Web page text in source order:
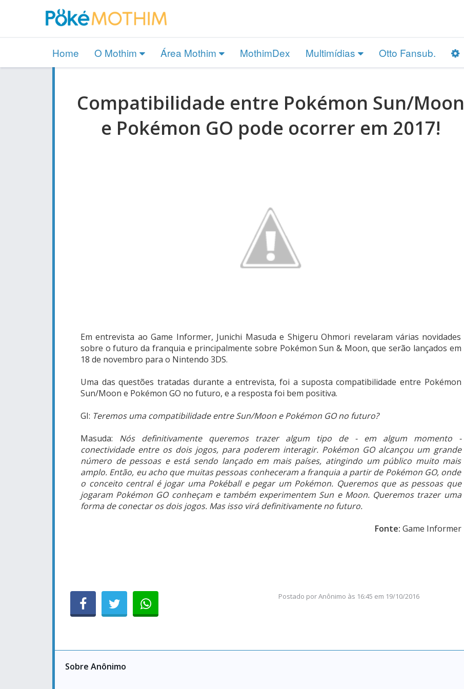
Home O Mothim Área Mothim MothimDex Multimídias Otto Fansub.
Compatibilidade entre Pokémon Sun/Moon
e Pokémon GO pode ocorrer em 2017!
Em entrevista ao Game Informer, Junichi Masuda e Shigeru Ohmori revelaram várias novidades
sobre o futuro da franquia e principalmente sobre Pokémon Sun & Moon, que serão lançados em
18 de novembro para o Nintendo 3DS.
Uma das questões tratadas durante a entrevista, foi a suposta compatibilidade entre Pokémon
Sun/Moon e Pokémon GO no futuro, e a resposta foi bem positiva.
GI: Teremos uma compatibilidade entre Sun/Moon e Pokémon GO no futuro?
Masuda: Nós definitivamente queremos trazer algum tipo de - em algum momento -
conectividade entre os dois jogos, para poderem interagir. Pokémon GO alcançou um grande
número de pessoas e está sendo lançado em mais países, atingindo um público muito mais
amplo. Então, eu acho que muitas pessoas conheceram a franquia a partir de Pokémon GO, onde
o conceito central é jogar uma Pokéball e pegar um Pokémon. Queremos que as pessoas que
jogaram Pokémon GO conheçam e também experimentem Sun e Moon. Queremos trazer uma
forma de conectar os dois jogos. Mas isso virá definitivamente no futuro.
Fonte: Game Informer
Postado porAnônimo às 16:45 em 19/10/2016
Sobre Anônimo